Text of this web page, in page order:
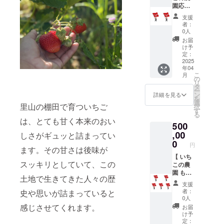
里山の棚田で育ついちご
は、とても甘く本来のおい
しさがギュッと詰まってい
ます。その甘さは後味が
スッキリとしていて、この
土地で生きてきた人々の歴
史や思いが詰まっていると
感じさせてくれます。
ます。
病いに
例える
と、原
因とな
る部分
を知っ
ていた
だき、
原因を
ること
で同じ
い習慣
を身に
つける
ための
一歩と
なりま
す。
動これ
らのク
セや傾
向に気
づくこ
とから
はじめ
ます。
病いに
例える
と、原
因とな
だき、
原因を
改善す
ること
で同じ
病いに
ならな
い習慣
を身に
つける
ための
一歩と
なりま
度（ 数
年後に
なるか
もしれ
ないこ
とをご
了承願
います
）に、
こころ
を込め
た御礼
しま
す。
地での
植樹の
可否、
ネーム
プレー
トを希
望され
るか否
かをご
回答く
ださ
い。 《
利用期
限 》
11月～
2026年
3月 収
穫初年
度（ 数
年後に
なるか
もしれ
ないこ
とをご
了承願
います
）に、
きよま
つえい
こか
ら、ご
支援い
ただい
た方に
愛と感
謝の気
持ちを
込め
て、直
筆の御
礼の
セージ
（メー
ル又は
ハガ
キ）を
お送り
させて
いただ
きま
す。 ＊
このリ
ターン
園応援
プラン
B（20
万） 】
自然栽
培に取
り組
み、地
域活性
化、社
会貢献
に取り
組むい
ちこの
応援し
たい
方。 プ
ロジェ
クト責
任者の
きよま
つえい
こか
ら、ご
支援い
ただい
た方に
支援
者：
0人
お届
け予
定：
2025
年04
月
詳細を見る
こ
の
リ
タ
ー
ン
を
選
択
す
る
500
,00
0 円
【 いち
この農
園 もっ
と応援
プラン
（50
万） 】
自然栽
培に取
支援
者：
0人
お届
け予
定：